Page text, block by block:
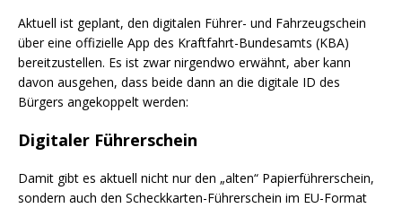
Aktuell ist geplant, den digitalen Führer- und Fahrzeugschein
über eine offizielle App des Kraftfahrt-Bundesamts (KBA)
bereitzustellen. Es ist zwar nirgendwo erwähnt, aber kann
davon ausgehen, dass beide dann an die digitale ID des
Bürgers angekoppelt werden:
Digitaler Führerschein
Damit gibt es aktuell nicht nur den „alten“ Papierführerschein,
sondern auch den Scheckkarten-Führerschein im EU-Format